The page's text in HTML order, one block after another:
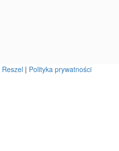
Reszel | Polityka prywatności